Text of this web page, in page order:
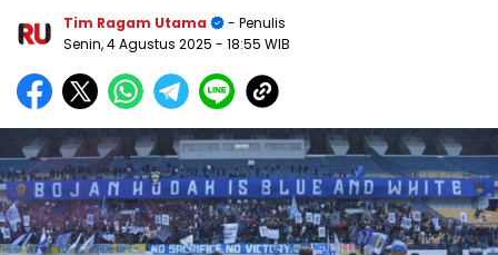
Tim Ragam Utama
- Penulis
Senin, 4 Agustus 2025 - 18:55 WIB